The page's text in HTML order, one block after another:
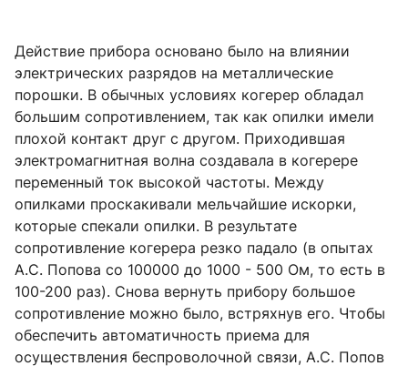
Действие прибора основано было на влиянии
электрических разрядов на металлические
порошки. В обычных условиях когерер обладал
большим сопротивлением, так как опилки имели
плохой контакт друг с другом. Приходившая
электромагнитная волна создавала в когерере
переменный ток высокой частоты. Между
опилками проскакивали мельчайшие искорки,
которые спекали опилки. В результате
сопротивление когерера резко падало (в опытах
А.С. Попова со 100000 до 1000 - 500 Ом, то есть в
100-200 раз). Снова вернуть прибору большое
сопротивление можно было, встряхнув его. Чтобы
обеспечить автоматичность приема для
осуществления беспроволочной связи, А.С. Попов